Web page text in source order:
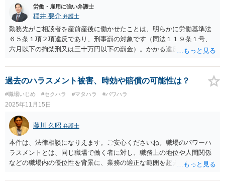
労働・雇用に強い弁護士
稲井 要介 弁護士
勤務先がご相談者を産前産後に働かせたことは、明らかに労働基準法
６５条１項２項違反であり、刑事罰の対象です（同法１１９条１号、
六月以下の拘禁刑又は三十万円以下の罰金）。かかる違反行為を労働
事上の請求として、①未払賃金の支払請求、②不法行為に基づく損害
賠償請求をすることが考えられます。②の損害額には、慰謝料の他
に、通院費などの実費が含まれます。 労働基準法 （産前産後） 第六
十五条 使用者は、六週間（多胎妊娠の場合にあつては、十四週間）
以内に出産する予定の女性が休業を請求した場合においては、その者
を就業させてはならない。 ② 使用者は、産後八週間を経過しない女
性を就業させてはならない。ただし、産後六週間を経過した女性が請
求した場合において、その者について医師が支障がないと認めた業務
に就かせることは、差し支えない。
過去のハラスメント被害、時効や賠償の可能性は？
#職場いじめ #セクハラ #マタハラ #パワハラ
2025年11月15日
藤川 久昭 弁護士
本件は、法律相談になりえます。ご安心くださいね。職場のパワーハ
ラスメントとは、同じ職場で働く者に対し、職務上の地位や人間関係
などの職場内の優位性を背景に、業務の適正な範囲を超えて、精神
本件の言動が、これらに該当するかどうか、証拠に基づいて、子細な